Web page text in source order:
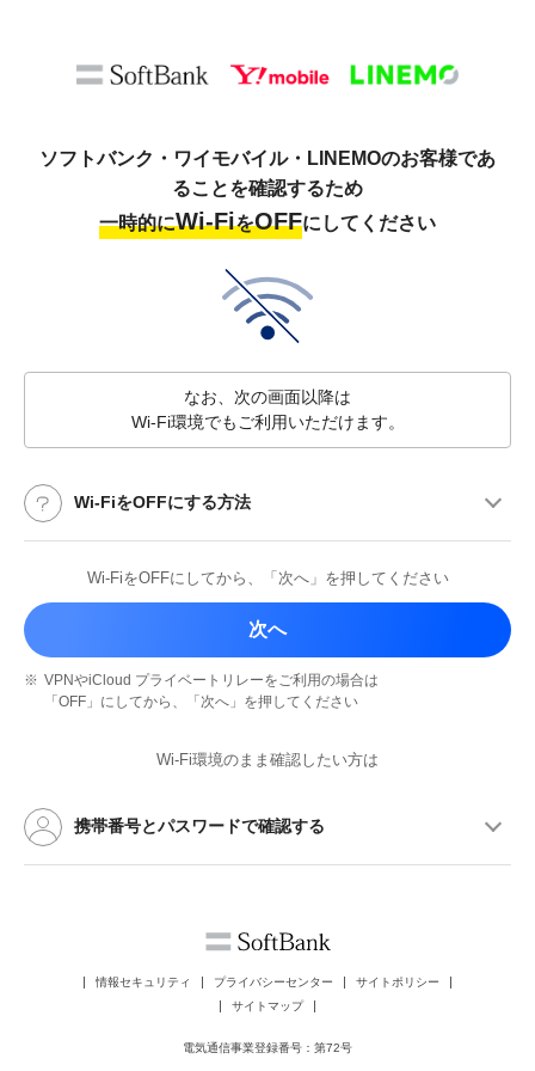
ソフトバンク・ワイモバイル・LINEMOのお客様であ
ることを確認するため
一時的にWi-FiをOFFにしてください
なお、次の画面以降は
Wi-Fi環境でもご利用いただけます。
Wi-FiをOFFにする方法
Wi-FiをOFFにしてから、 「次へ」を押してください
次へ
※ VPNやiCloud プライベートリレーを ご利用の場合は
「OFF」にしてから、
「次へ」を押してください
Wi-Fi環境のまま確認したい方は
携帯番号とパスワードで確認する
情報セキュリティ プライバシーセンター
サイトポリシー
サイトマップ
電気通信事業登録番号：第72号